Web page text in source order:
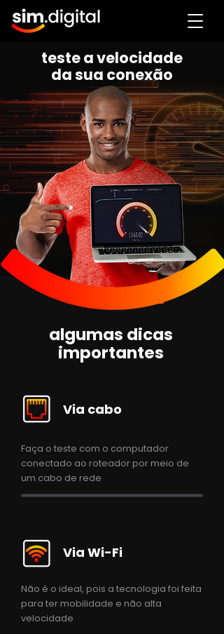
teste a velocidade
da sua conexão
algumas dicas
importantes
Via cabo
Faça o teste com o computador
conectado ao roteador por meio de
um cabo de rede
Via Wi-Fi
Não é o ideal, pois a tecnologia foi feita
para ter mobilidade e não alta
velocidade